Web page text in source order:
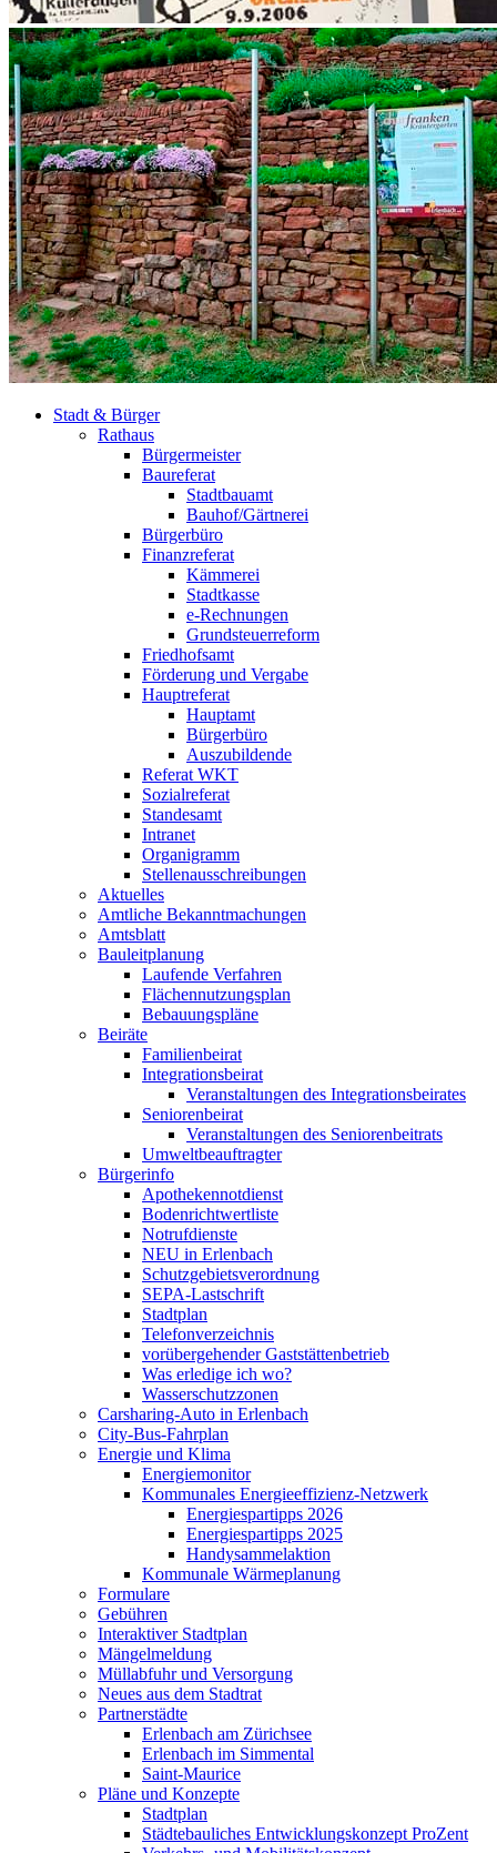
Stadt & Bürger
Rathaus
Bürgermeister
Baureferat
Stadtbauamt
Bauhof/Gärtnerei
Bürgerbüro
Finanzreferat
Kämmerei
Stadtkasse
e-Rechnungen
Grundsteuerreform
Friedhofsamt
Förderung und Vergabe
Hauptreferat
Hauptamt
Bürgerbüro
Auszubildende
Referat WKT
Sozialreferat
Standesamt
Intranet
Organigramm
Stellenausschreibungen
Aktuelles
Amtliche Bekanntmachungen
Amtsblatt
Bauleitplanung
Laufende Verfahren
Flächennutzungsplan
Bebauungspläne
Beiräte
Familienbeirat
Integrationsbeirat
Veranstaltungen des Integrationsbeirates
Seniorenbeirat
Veranstaltungen des Seniorenbeitrats
Umweltbeauftragter
Bürgerinfo
Apothekennotdienst
Bodenrichtwertliste
Notrufdienste
NEU in Erlenbach
Schutzgebietsverordnung
SEPA-Lastschrift
Stadtplan
Telefonverzeichnis
vorübergehender Gaststättenbetrieb
Was erledige ich wo?
Wasserschutzzonen
Carsharing-Auto in Erlenbach
City-Bus-Fahrplan
Energie und Klima
Energiemonitor
Kommunales Energieeffizienz-Netzwerk
Energiespartipps 2026
Energiespartipps 2025
Handysammelaktion
Kommunale Wärmeplanung
Formulare
Gebühren
Interaktiver Stadtplan
Mängelmeldung
Müllabfuhr und Versorgung
Neues aus dem Stadtrat
Partnerstädte
Erlenbach am Zürichsee
Erlenbach im Simmental
Saint-Maurice
Pläne und Konzepte
Stadtplan
Städtebauliches Entwicklungskonzept ProZent